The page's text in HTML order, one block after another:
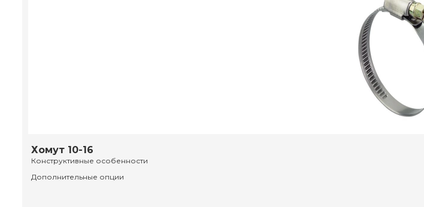
Хомут 10-16
Конструктивные особенности
Дополнительные опции